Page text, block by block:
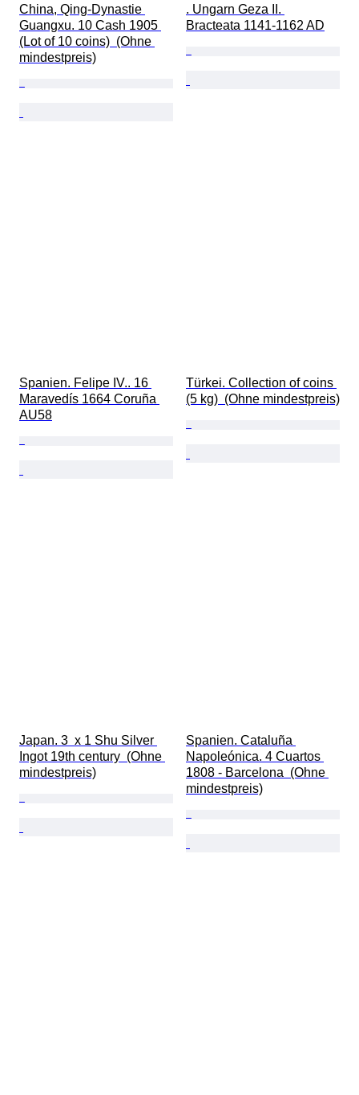
China, Qing-Dynastie
Guangxu. 10 Cash 1905
(Lot of 10 coins)  (Ohne
mindestpreis)
. Ungarn Geza II.
Bracteata 1141-1162 AD
Spanien. Felipe IV.. 16
Maravedís 1664 Coruña
AU58
Türkei. Collection of coins
(5 kg)  (Ohne mindestpreis)
Japan. 3  x 1 Shu Silver
Ingot 19th century  (Ohne
mindestpreis)
Spanien. Cataluña
Napoleónica. 4 Cuartos
1808 - Barcelona  (Ohne
mindestpreis)